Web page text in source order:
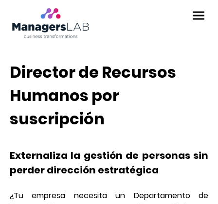
Director de Recursos
Humanos por
suscripción
Externaliza la gestión de personas sin
perder dirección estratégica
¿Tu empresa necesita un Departamento de